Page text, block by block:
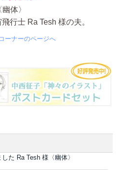
幽体〉
行士 Ra Tesh 様の夫。
ーナーのページへ
た Ra Tesh 様〈幽体〉